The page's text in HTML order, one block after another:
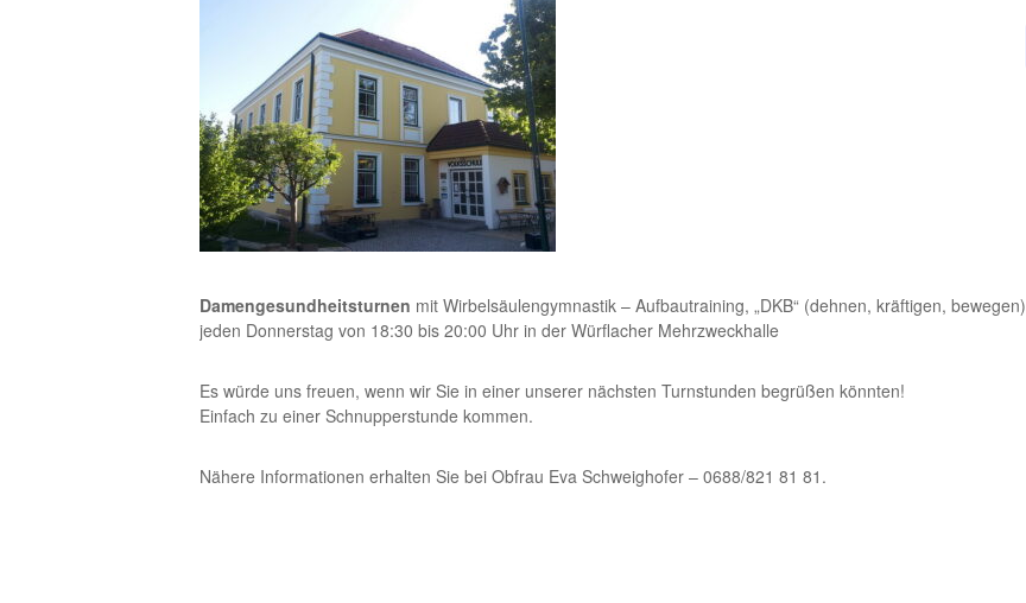
Damengesundheitsturnen mit Wirbelsäulengymnastik – Aufbautraining, „DKB“ (dehnen, kräftigen, bewegen)
jeden Donnerstag von 18:30 bis 20:00 Uhr in der Würflacher Mehrzweckhalle
Es würde uns freuen, wenn wir Sie in einer unserer nächsten Turnstunden begrüßen könnten!
Einfach zu einer Schnupperstunde kommen.
Nähere Informationen erhalten Sie bei Obfrau Eva Schweighofer – 0688/821 81 81.